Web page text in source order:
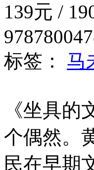
139元 /
标签： 马
《坐具
个偶然。
民在早期